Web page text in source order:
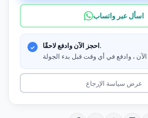
اسأل عبر واتساب
احجز الآن وادفع لاحقًا.
عرض سياسة الإرجاع